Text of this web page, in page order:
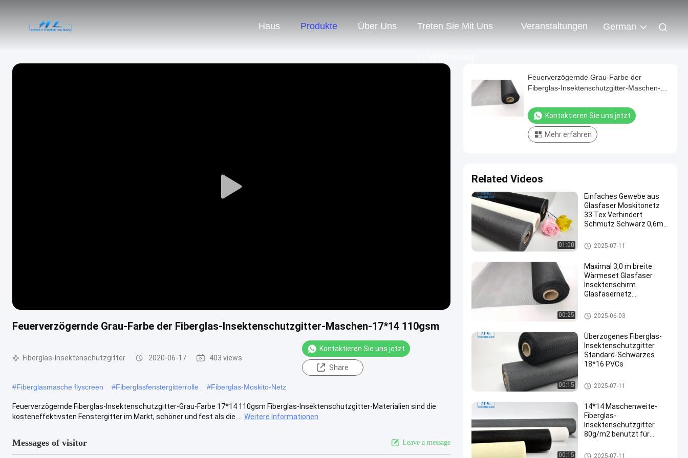
Haus Produkte Über Uns Treten Sie Mit Uns Veranstaltungen German
Play
Feuerverzögernde Grau-Farbe der Fiberglas-Insektenschutzgitter-Maschen-17*14 110gsm
Fiberglas-Insektenschutzgitter 2020-06-17 403 views
Kontaktieren Sie uns jetzt
Share
#Fiberglasmasche flyscreen #Fiberglasfenstergitterrolle #Fiberglas-Moskito-Netz
Feuerverzögernde Fiberglas-Insektenschutzgitter-Grau-Farbe 17*14 110gsm Fiberglas-Insektenschutzgitter-Materialien sind die
kosteneffektivsten Fenstergitter im Markt, schöner und fest als die ...
Weitere Informationen
Messages of visitor Leave a message
Feuerverzögernde Grau-Farbe der
Fiberglas-Insektenschutzgitter-Maschen-
Kontaktieren Sie uns jetzt
Mehr erfahren
Related Videos
01:00
Einfaches Gewebe aus
Glasfaser Moskitonetz
33 Tex Verhindert
Schmutz Schwarz 0,6m-
FIBERGLAS-MOSKITO-MASCH
E
2025-07-11
00:25
Maximal 3,0 m breite
Wärmeset Glasfaser
Insektenschirm
Glasfasernetz
verschiedenen Farben
Fiberglas-Insektenschutzgitter
2025-06-03
00:15
Überzogenes Fiberglas-
Insektenschutzgitter
Standard-Schwarzes
18*16 PVCs
Fiberglas-Insektenschutzgitter
2025-07-11
00:15
14*14 Maschenweite-
Fiberglas-
Insektenschutzgitter
80g/m2 benutzt für
Fiberglas-Insektenschutzgitter
2025-07-11